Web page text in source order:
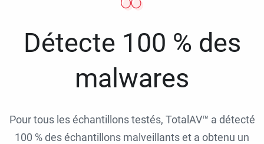
Détecte 100 % des
malwares
Pour tous les échantillons testés, TotalAV™ a détecté
100 % des échantillons malveillants et a obtenu un